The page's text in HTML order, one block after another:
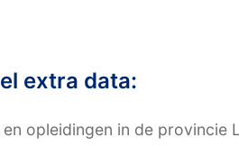
extra data:
opleidingen in de provincie